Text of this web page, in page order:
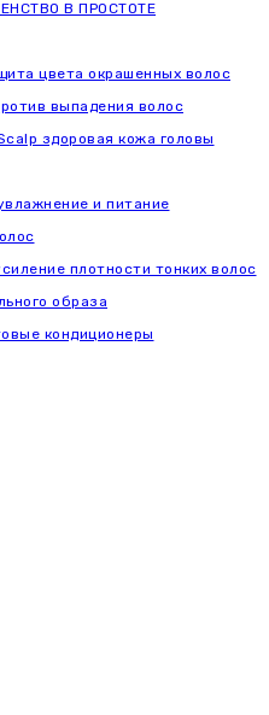
В ПРОСТОТЕ
цвета окрашенных волос
выпадения волос
здоровая кожа головы
и питание
плотности тонких волос
образа
кондиционеры